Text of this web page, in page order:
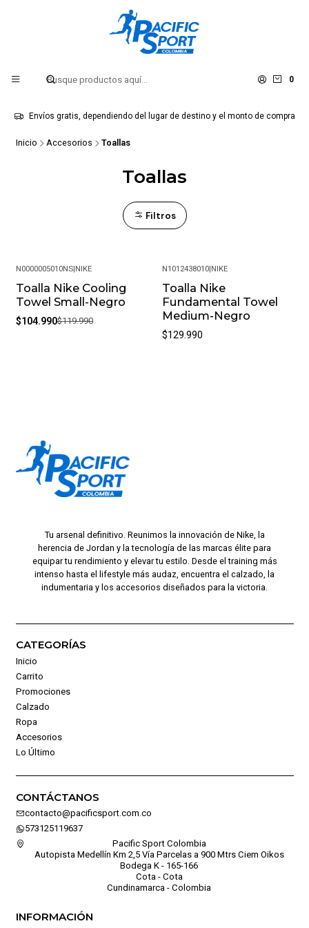
0
Envíos gratis, dependiendo del lugar de destino y el monto de compra
Inicio Accesorios Toallas
Toallas
Filtros
-13%
N0000005010NS| NIKE
Toalla Nike Cooling
Towel Small-Negro
$104.990$119.990
N1012438010 NIKE
Toalla Nike
Fundamental Towel
Medium-Negro
$129.990
Tu arsenal definitivo. Reunimos la innovación de Nike, la
herencia de Jordan y la tecnología de las marcas élite para
equipar tu rendimiento y elevar tu estilo. Desde el training más
intenso hasta el lifestyle más audaz, encuentra el calzado, la
indumentaria y los accesorios diseñados para la victoria.
CATEGORÍAS
Inicio
Carrito
Promociones
Calzado
Ropa
Accesorios
Lo Último
CONTÁCTANOS
contacto@pacificsport.com.co
573125119637
Pacific Sport Colombia
Autopista Medellín Km 2,5 Vía Parcelas a 900 Mtrs Ciem Oikos
Bodega K - 165-166
Cota - Cota
Cundinamarca - Colombia
INFORMACIÓN